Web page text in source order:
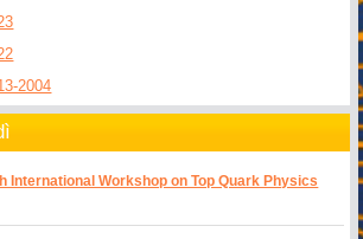
2004
International Workshop on Top Quark Physics